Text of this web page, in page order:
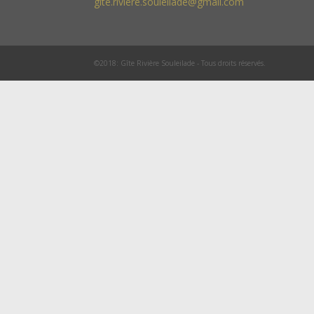
©2018: Gîte Rivière Souleilade - Tous droits réservés.